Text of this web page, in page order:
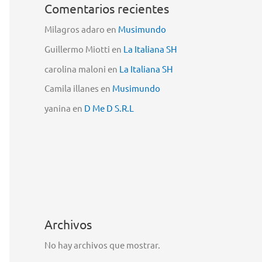
Comentarios recientes
Milagros adaro en Musimundo
Guillermo Miotti en La Italiana SH
carolina maloni en La Italiana SH
Camila illanes en Musimundo
yanina en D Me D S.R.L
Archivos
No hay archivos que mostrar.